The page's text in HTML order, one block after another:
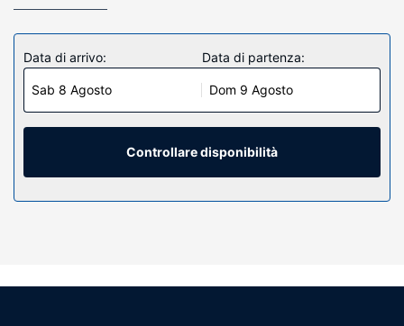
Data di arrivo:
Sab 8 Agosto
Data di partenza:
Dom 9 Agosto
Controllare disponibilità